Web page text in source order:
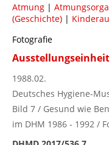
Atmung |
(Geschichte) |
Fotografie
1988.02.
Deutsches Hygiene-
Bild 7 / Gesund wie
im DHM 1986 - 1992 /